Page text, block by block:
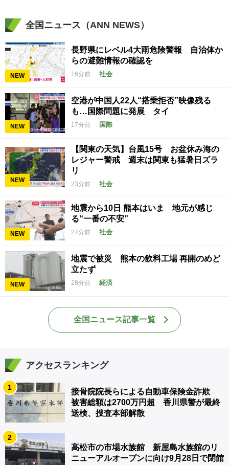
全国ニュース（ANN NEWS）
NEW
長野県にレベル4大雨危険警報 自治体か
らの避難情報の確認を
16分前 社会
NEW
空港が中国人22人“搭乗拒否”映像残る
も…国際問題に発展 タイ
17分前 国際
NEW
【関東の天気】台風15号 お盆休み海の
レジャー警戒 週末は関東も猛暑日ズラ
リ
23分前 社会
NEW
地震から10日 熊本はいま 地元が感じ
る“一番の不安”
27分前 社会
NEW
地震で被災 熊本の飲料工場 再開のめど
立たず
28分前 経済
全国ニュース記事一覧
アクセスランキング
1
接骨院院長らによる自動車保険金詐欺
被害総額は2700万円超 香川県警が最終
送検、捜査本部解散
2
高松市の市場水族館 新屋島水族館のリ
ニューアルオープンに向け9月28日で閉館